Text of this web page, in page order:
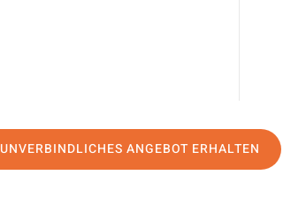
UNVERBINDLICHES ANGEBOT ERHALTEN